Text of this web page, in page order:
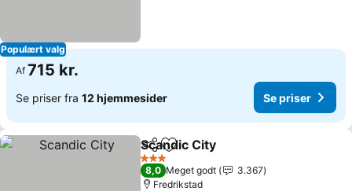
Populært valg
Af 715 kr.
Se priser fra 12 hjemmesider Se priser
Del Føj til favoritter
Scandic City
3 Stjerner
8,0 Meget godt
3.367
Fredrikstad